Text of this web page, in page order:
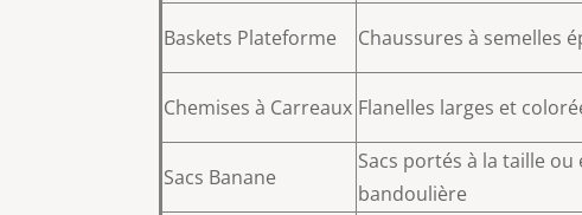
Baskets Plateforme Chaussures à semelles
Chemises à Carreaux Flanelles larges et
Sacs Banane
Sacs portés à la taille ou
bandoulière